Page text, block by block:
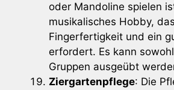
oder Mandoline spielen
musikalisches Hobby, das
Fingerfertigkeit und ein
erfordert. Es kann
Gruppen ausgeübt
Ziergartenpflege: Die